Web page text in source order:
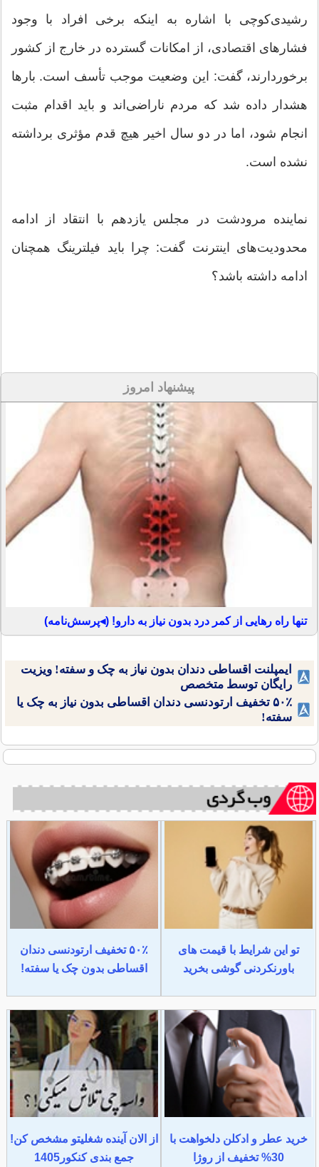
رشیدی‌کوچی با اشاره به اینکه برخی افراد با وجود
فشارهای اقتصادی، از امکانات گسترده در خارج از کشور
برخوردارند، گفت: این وضعیت موجب تأسف است. بارها
هشدار داده شد که مردم ناراضی‌اند و باید اقدام مثبت
انجام شود، اما در دو سال اخیر هیچ قدم مؤثری برداشته
نشده است.
نماینده مرودشت در مجلس یازدهم با انتقاد از ادامه
محدودیت‌های اینترنت گفت: چرا باید فیلترینگ همچنان
ادامه داشته باشد؟
پیشنهاد امروز
تنها راه رهایی از کمر درد بدون نیاز به دارو! (◂پرسش‌نامه)
ایمپلنت اقساطی دندان بدون نیاز به چک و سفته! ویزیت
رایگان توسط متخصص
۵۰٪ تخفیف ارتودنسی دندان اقساطی بدون نیاز به چک یا
سفته!
تو این شرایط با قیمت های
باورنکردنی گوشی بخرید
۵۰٪ تخفیف ارتودنسی دندان
اقساطی بدون چک یا سفته!
خرید عطر و ادکلن دلخواهت با
30% تخفیف از روژا
از الان آینده شغلیتو مشخص کن!
جمع بندی کنکور1405